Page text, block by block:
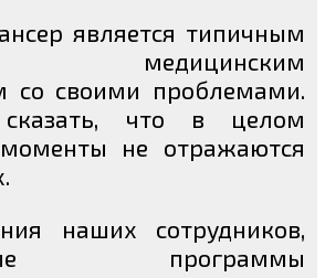
является типичным
медицинским
со своими проблемами.
что в целом
не отражаются
наших сотрудников,
программы